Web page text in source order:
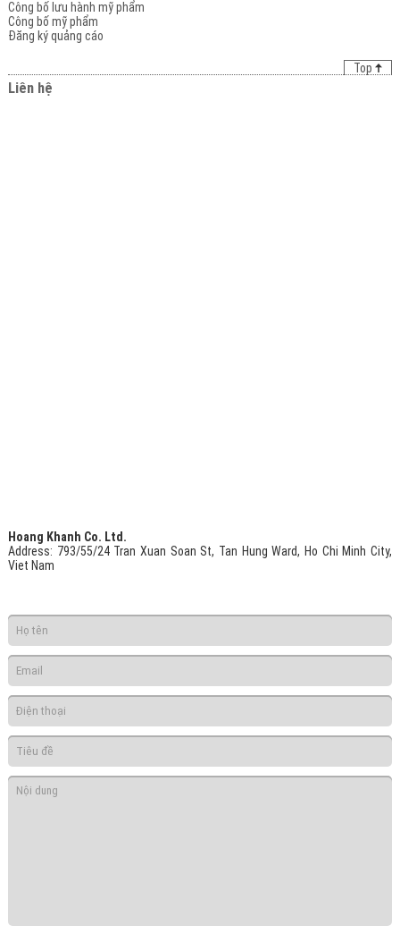
Công bố lưu hành mỹ phẩm
Công bố mỹ phẩm
Đăng ký quảng cáo
Top
Liên hệ
Hoang Khanh Co. Ltd.
Address: 793/55/24 Tran Xuan Soan St, Tan Hung Ward, Ho Chi Minh City,
Viet Nam